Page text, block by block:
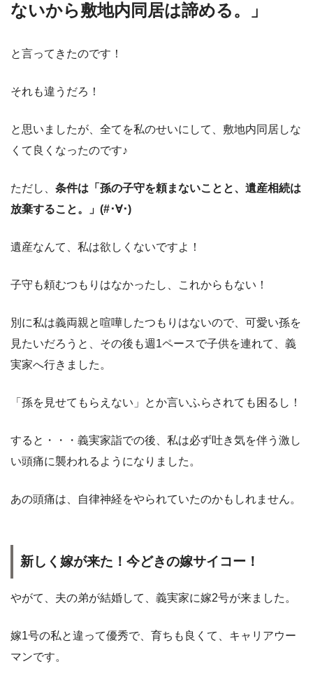
ないから敷地内同居は諦める。」
と言ってきたのです！
それも違うだろ！
と思いましたが、全てを私のせいにして、敷地内同居しな
くて良くなったのです♪
ただし、 条件は「孫の子守を頼まないことと、遺産相続は
放棄すること。」(#･∀･)
遺産なんて、私は欲しくないですよ！
子守も頼むつもりはなかったし、これからもない！
別に私は義両親と喧嘩したつもりはないので、可愛い孫を
見たいだろうと、その後も週1ペースで子供を連れて、義
実家へ行きました。
「孫を見せてもらえない」とか言いふらされても困るし！
すると・・・義実家詣での後、私は必ず吐き気を伴う激し
い頭痛に襲われるようになりました。
あの頭痛は、自律神経をやられていたのかもしれません。
新しく嫁が来た！今どきの嫁サイコー！
やがて、夫の弟が結婚して、義実家に嫁2号が来ました。
嫁1号の私と違って優秀で、育ちも良くて、キャリアウー
マンです。